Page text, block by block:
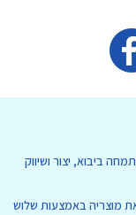
ביבוא, יצור ושיווק
מוצריה באמצעות שלוש